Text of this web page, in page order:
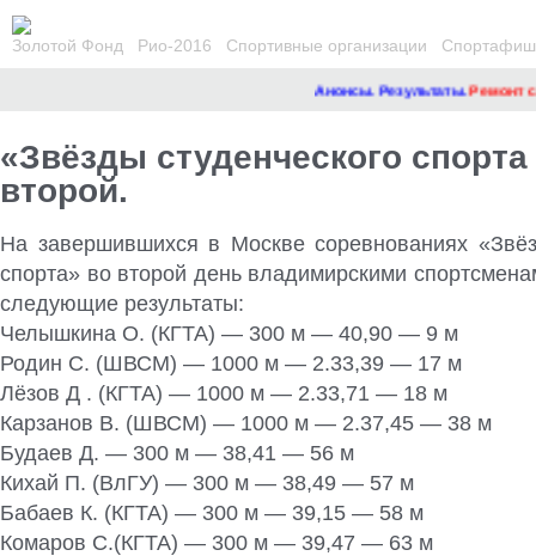
Золотой Фонд Рио-2016 Спортивные организации
Анонсы. Результаты.Ремонт
«Звёзды студенческого
второй.
На завершившихся в Москве соревнованиях
спорта» во второй день владимирскими
следующие результаты:
Челышкина О. (КГТА) — 300 м — 40,90 — 9 м
Родин С. (ШВСМ) — 1000 м — 2.33,39 — 17 м
Лёзов Д . (КГТА) — 1000 м — 2.33,71 — 18 м
Карзанов В. (ШВСМ) — 1000 м — 2.37,45 — 38 м
Будаев Д. — 300 м — 38,41 — 56 м
Кихай П. (ВлГУ) — 300 м — 38,49 — 57 м
Бабаев К. (КГТА) — 300 м — 39,15 — 58 м
Комаров С.(КГТА) — 300 м — 39,47 — 63 м